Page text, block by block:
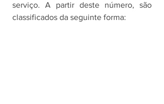
serviço. A partir deste número, são
classificados da seguinte forma: